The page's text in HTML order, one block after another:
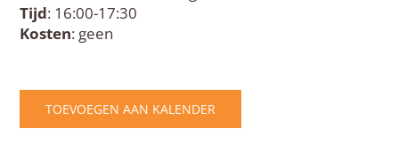
Tijd: 16:00-17:30
Kosten: geen
TOEVOEGEN AAN KALENDER